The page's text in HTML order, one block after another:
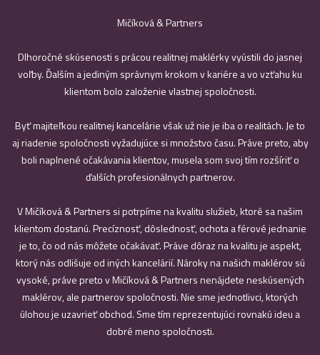
Mičíková & Partners
Dlhoročné skúsenosti s prácou realitnej maklérky vyústili do jasnej
voľby. Ďalším a jediným správnym krokom v kariére a vo vzťahu ku
klientom bolo založenie vlastnej spoločnosti.
Byť majiteľkou realitnej kancelárie však už nie je iba o realitách. Je to
aj riadenie spoločnosti vyžadujúce si množstvo času. Práve preto, aby
boli naplnené očakávania klientov, musela som svoj tím rozšíriť o
ďalších profesionálnych partnerov.
V Mičíková & Partners si potrpíme na kvalitu služieb, ktoré sa našim
klientom dostanú. Precíznosť, dôslednosť, ochota a férové jednanie
je to, čo od nás môžete očakávať. Práve dôraz na kvalitu je aspekt,
ktorý nás odlišuje od iných kancelárií. Nároky na našich maklérov sú
vysoké, práve preto v Mičíková & Partners nenájdete neskúsených
maklérov, ale partnerov spoločnosti. Nie sme jednotlivci, ktorých
úlohou je uzavrieť obchod. Sme tím reprezentujúci rovnakú ideu a
dobré meno spoločnosti.